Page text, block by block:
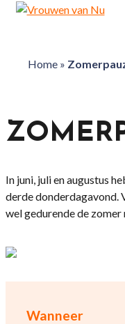
Home»
Wanneer
In juni, juli en augustus
derde donderdagavond.
wel gedurende de zomer